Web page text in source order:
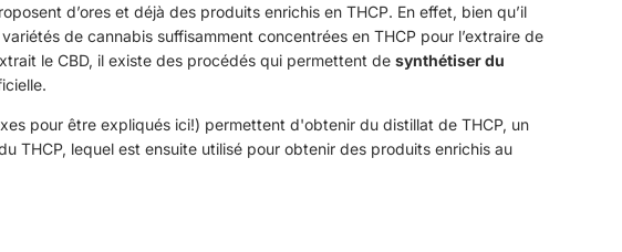
d’ores et déjà des produits enrichis en THCP. En effet, bien qu’il
de cannabis suffisamment concentrées en THCP pour l’extraire de
le CBD, il existe des procédés qui permettent de synthétiser du
pour être expliqués ici!) permettent d'obtenir du distillat de THCP, un
THCP, lequel est ensuite utilisé pour obtenir des produits enrichis au